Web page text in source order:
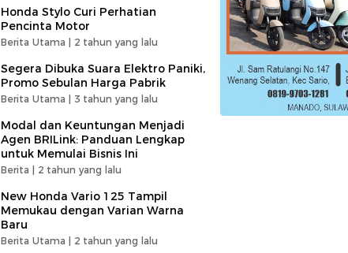
Honda Stylo Curi Perhatian
Pencinta Motor
Berita Utama | 2 tahun yang lalu
Segera Dibuka Suara Elektro Paniki,
Promo Sebulan Harga Pabrik
Berita Utama | 3 tahun yang lalu
Modal dan Keuntungan Menjadi
Agen BRILink: Panduan Lengkap
untuk Memulai Bisnis Ini
Berita | 2 tahun yang lalu
New Honda Vario 125 Tampil
Memukau dengan Varian Warna
Baru
Berita Utama | 2 tahun yang lalu